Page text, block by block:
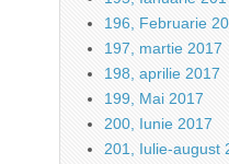
196, Februarie
197, martie 2017
198, aprilie 2017
199, Mai 2017
200, Iunie 2017
201, Iulie-august